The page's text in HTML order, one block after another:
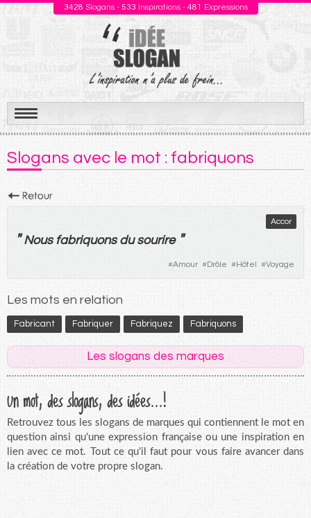
3428 Slogans - 533 Inspirations - 481 Expressions
Aller
au
contenu
Slogans avec le mot : fabriquons
Accor
" Nous fabriquons du sourire "
#Amour #Drôle #Hôtel #Voyage
Les mots en relation
Fabricant Fabriquer Fabriquez Fabriquons
Les slogans des marques
Un mot, des slogans, des idées...!
Retrouvez tous les slogans de marques qui contiennent le mot en
question ainsi qu'une expression française ou une inspiration en
lien avec ce mot. Tout ce qu'il faut pour vous faire avancer dans
la création de votre propre slogan.